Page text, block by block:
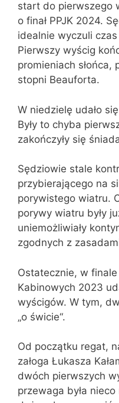
start do pierwszego
o finał PPJK 2024.
idealnie wyczuli
Pierwszy wyścig
promieniach
stopni Beauforta.
W niedzielę udało
Były to chyba
zakończyły się
Sędziowie stale
przybierającego na
porywistego wiatru.
porywy wiatru były
uniemożliwiały
zgodnych z
Ostatecznie, w
Kabinowych 2023
wyścigów. W tym,
„o świcie“.
Od początku regat,
załoga Łukasza
dwóch pierwszych
przewaga była